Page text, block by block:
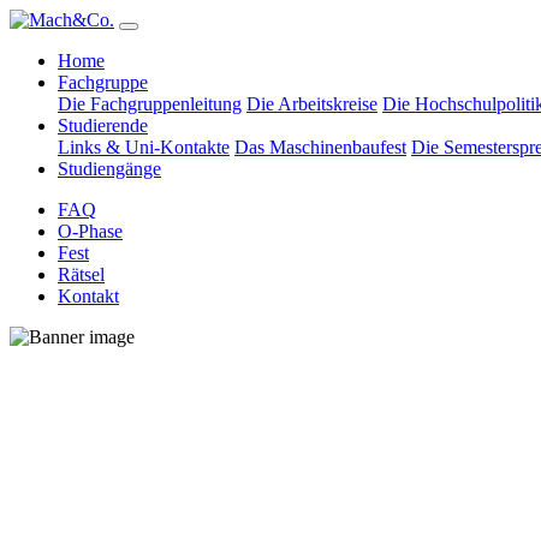
Home
Fachgruppe
Die Fachgruppenleitung Die Arbeitskreise Die
Studierende
Links & Uni-Kontakte Das Maschinenbaufest Die
Studiengänge
FAQ
O-Phase
Fest
Rätsel
Kontakt